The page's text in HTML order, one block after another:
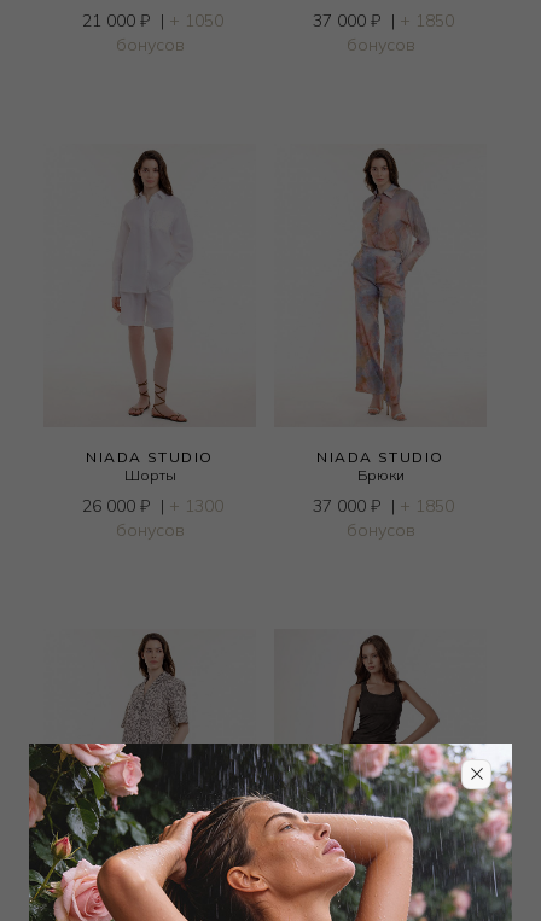
21 000 ₽ | + 1050
бонусов
37 000 ₽ | + 1850
бонусов
NIADA STUDIO
Шорты
26 000 ₽ | + 1300
бонусов
NIADA STUDIO
Брюки
37 000 ₽ | + 1850
бонусов